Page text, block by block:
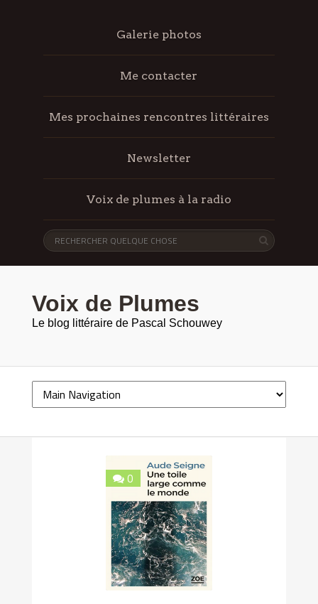
Galerie photos
Me contacter
Mes prochaines rencontres littéraires
Newsletter
Voix de plumes à la radio
Voix de Plumes
Le blog littéraire de Pascal Schouwey
0